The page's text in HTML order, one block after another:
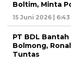
Boltim, Minta
15 Juni 2026 |
PT BDL
Bolmong,
Tuntas